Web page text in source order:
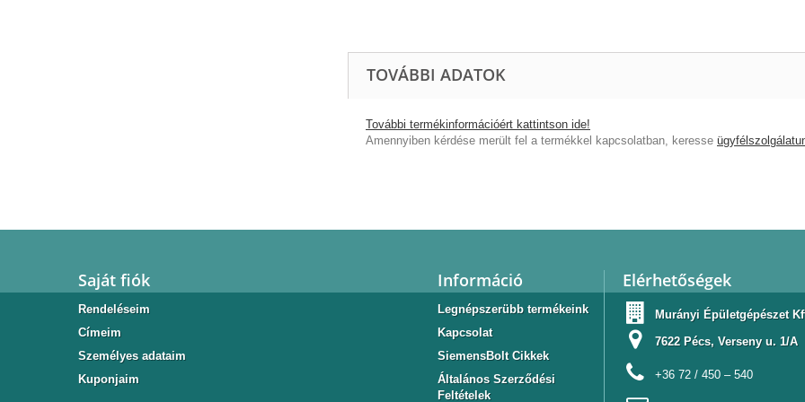
TOVÁBBI ADATOK
További termékinformációért kattintson ide!
Amennyiben kérdése merült fel a termékkel kapcsolatban, keresse
Saját fiók
Rendeléseim
Címeim
Személyes adataim
Kuponjaim
Információ
Legnépszerübb termékeink
Kapcsolat
SiemensBolt Cikkek
Általános Szerződési
Feltételek
Elérhetőségek
Murányi Épületgépészet
7622 Pécs, Verseny u. 1/A
+36 72 / 450 – 540